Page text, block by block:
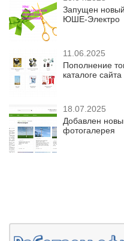
Запущен
ЮШЕ-Электро
11.06.2025
Пополнение
каталоге
18.07.2025
Добавлен
фотогалерея